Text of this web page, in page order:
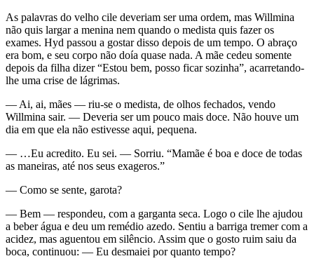
As palavras do velho cile deveriam ser uma ordem, mas Willmina
não quis largar a menina nem quando o medista quis fazer os
exames. Hyd passou a gostar disso depois de um tempo. O abraço
era bom, e seu corpo não doía quase nada. A mãe cedeu somente
depois da filha dizer “Estou bem, posso ficar sozinha”, acarretando-
lhe uma crise de lágrimas.
— Ai, ai, mães — riu-se o medista, de olhos fechados, vendo
Willmina sair. — Deveria ser um pouco mais doce. Não houve um
dia em que ela não estivesse aqui, pequena.
— …Eu acredito. Eu sei. — Sorriu. “Mamãe é boa e doce de todas
as maneiras, até nos seus exageros.”
— Como se sente, garota?
— Bem — respondeu, com a garganta seca. Logo o cile lhe ajudou
a beber água e deu um remédio azedo. Sentiu a barriga tremer com a
acidez, mas aguentou em silêncio. Assim que o gosto ruim saiu da
boca, continuou: — Eu desmaiei por quanto tempo?